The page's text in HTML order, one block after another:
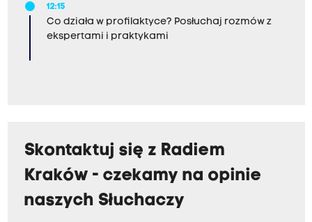
12:15
Co działa w profilaktyce? Posłuchaj rozmów z
ekspertami i praktykami
Skontaktuj się z Radiem
Kraków - czekamy na opinie
naszych Słuchaczy